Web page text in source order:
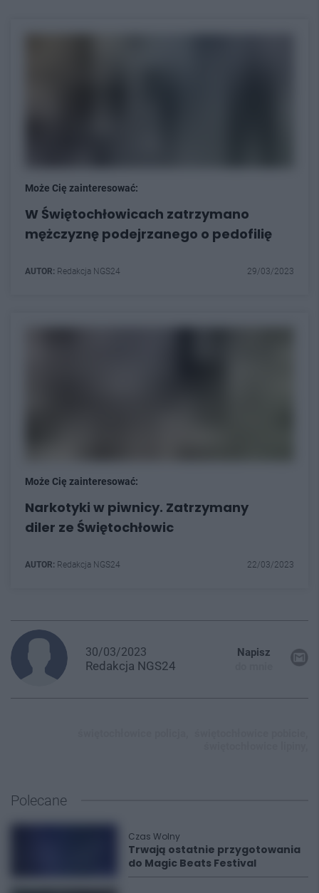
Może Cię zainteresować:
W Świętochłowicach zatrzymano
mężczyznę podejrzanego o pedofilię
AUTOR: Redakcja NGS24 29/03/2023
Może Cię zainteresować:
Narkotyki w piwnicy. Zatrzymany
diler ze Świętochłowic
AUTOR: Redakcja NGS24 22/03/2023
30/03/2023
Redakcja NGS24
Napisz
Polecane
Czas Wolny
Trwają ostatnie przygotowania
do Magic Beats Festival